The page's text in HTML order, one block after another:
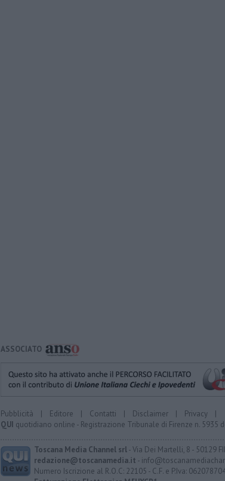
ASSOCIATO
Pubblicità | Editore | Contatti | Disclaimer | Privacy |
QUI quotidiano online - Registrazione Tribunale di Firenze n. 5935
Toscana Media Channel srl- Via Dei Martelli, 8 - 50129
redazione@toscanamedia.it -
Numero Iscrizione al R.O.C: 22105 - C.F. e P.Iva: